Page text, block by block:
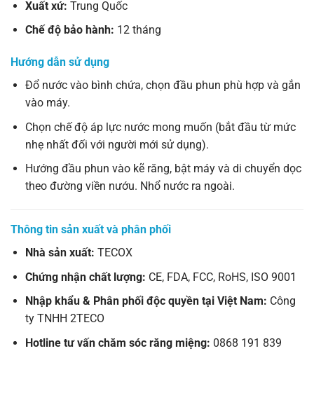
Xuất xứ: Trung Quốc
Chế độ bảo hành: 12 tháng
Hướng dẫn sử dụng
Đổ nước vào bình chứa, chọn đầu phun phù hợp và gắn
vào máy.
Chọn chế độ áp lực nước mong muốn (bắt đầu từ mức
nhẹ nhất đối với người mới sử dụng).
Hướng đầu phun vào kẽ răng, bật máy và di chuyển dọc
theo đường viền nướu. Nhổ nước ra ngoài.
Thông tin sản xuất và phân phối
Nhà sản xuất: TECOX
Chứng nhận chất lượng: CE, FDA, FCC, RoHS, ISO 9001
Nhập khẩu & Phân phối độc quyền tại Việt Nam: Công
ty TNHH 2TECO
Hotline tư vấn chăm sóc răng miệng: 0868 191 839